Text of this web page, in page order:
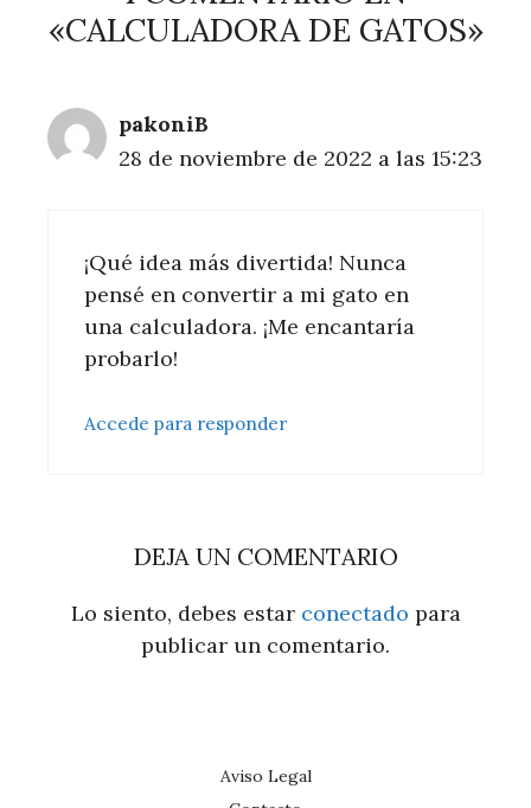
«CALCULADORA DE GATOS»
pakoniB
28 de noviembre de 2022 a las 15:23
¡Qué idea más divertida! Nunca
pensé en convertir a mi gato en
una calculadora. ¡Me encantaría
probarlo!
Accede para responder
DEJA UN COMENTARIO
Lo siento, debes estar conectado para
publicar un comentario.
Aviso Legal